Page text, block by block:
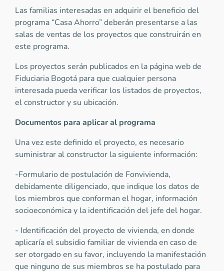
Las familias interesadas en adquirir el beneficio del
programa “Casa Ahorro” deberán presentarse a las
salas de ventas de los proyectos que construirán en
este programa.
Los proyectos serán publicados en la página web de
Fiduciaria Bogotá para que cualquier persona
interesada pueda verificar los listados de proyectos,
el constructor y su ubicación.
Documentos para aplicar al programa
Una vez este definido el proyecto, es necesario
suministrar al constructor la siguiente información:
-Formulario de postulación de Fonvivienda,
debidamente diligenciado, que indique los datos de
los miembros que conforman el hogar, información
socioeconómica y la identificación del jefe del hogar.
- Identificación del proyecto de vivienda, en donde
aplicaría el subsidio familiar de vivienda en caso de
ser otorgado en su favor, incluyendo la manifestación
que ninguno de sus miembros se ha postulado para